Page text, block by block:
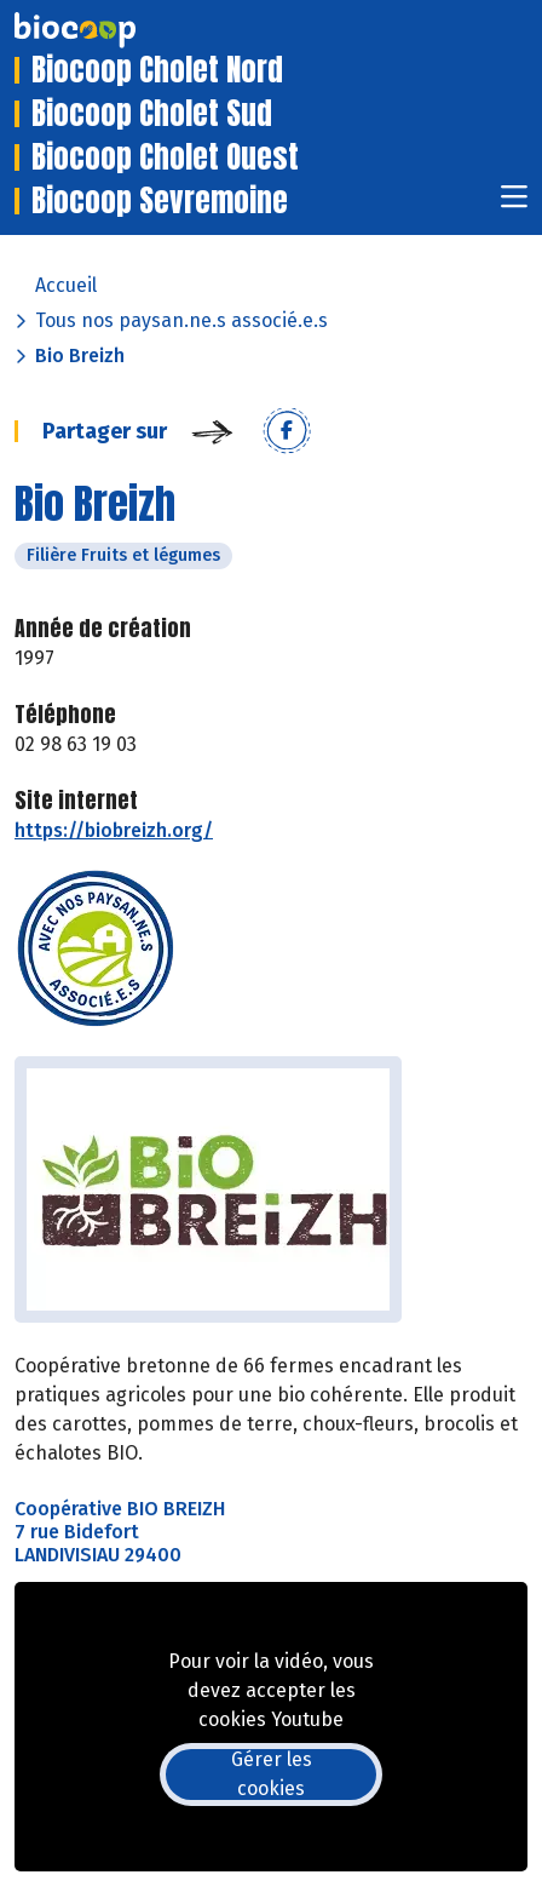
Biocoop Cholet Nord
Biocoop Cholet Sud
Biocoop Cholet Ouest
Biocoop Sevremoine
Accueil
Tous nos paysan.ne.s associé.e.s
Bio Breizh
Partager sur
Bio Breizh
Filière Fruits et légumes
Année de création
1997
Téléphone
02 98 63 19 03
Site internet
https://biobreizh.org/
Coopérative bretonne de 66 fermes encadrant les
pratiques agricoles pour une bio cohérente. Elle produit
des carottes, pommes de terre, choux-fleurs, brocolis et
échalotes BIO.
Coopérative BIO BREIZH
7 rue Bidefort
LANDIVISIAU 29400
Pour voir la vidéo, vous
devez accepter les
cookies Youtube
Gérer les
cookies